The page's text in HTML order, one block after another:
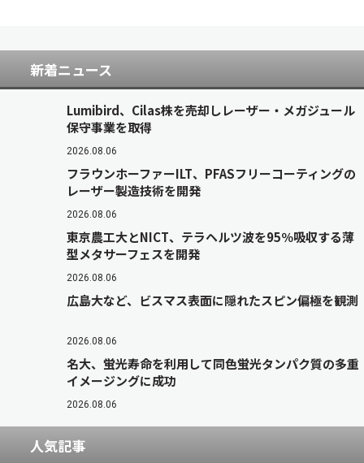
新着ニュース
Lumibird、Cilas株を売却しレーザー・メガジュール
保守事業を取得
2026.08.06
フラウンホーファーILT、PFASフリーコーティングの
レーザー製造技術を開発
2026.08.06
東京農工大とNICT、テラヘルツ波を95％吸収する薄
型メタサーフェスを開発
2026.08.06
広島大など、ビスマス表面に隠れたスピン偏極を観測
2026.08.06
名大、蛍光寿命を利用して同色蛍光タンパク質の多重
イメージングに成功
2026.08.06
人気記事